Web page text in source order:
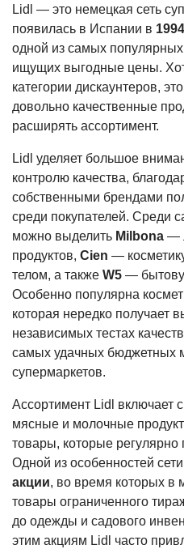
Lidl — это немецкая сеть
появилась в Испании в
одной из самых популярных
ищущих выгодные цены.
категории дискаунтеров,
довольно качественные
расширять ассортимент.
Lidl уделяет большое
контролю качества,
собственными брендами
среди покупателей. Среди
можно выделить Milbona —
продуктов, Cien —
телом, а также W5 —
Особенно популярна
которая нередко получает
независимых тестах
самых удачных бюджетных
супермаркетов.
Ассортимент Lidl включает
мясные и молочные
товары, которые
Одной из особенностей
акции, во время которых в
товары ограниченного
до одежды и садового
этим акциям Lidl часто